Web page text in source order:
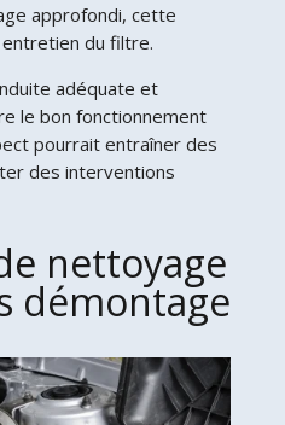
approfondi, cette
du filtre.
adéquate et
le bon fonctionnement
pourrait entraîner des
des interventions
nettoyage
démontage